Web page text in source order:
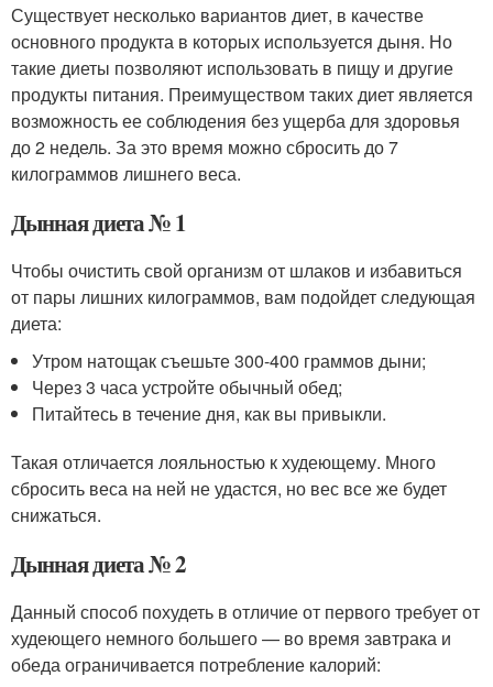
Существует несколько вариантов диет, в качестве
основного продукта в которых используется дыня. Но
такие диеты позволяют использовать в пищу и другие
продукты питания. Преимуществом таких диет является
возможность ее соблюдения без ущерба для здоровья
до 2 недель. За это время можно сбросить до 7
килограммов лишнего веса.
Дынная диета № 1
Чтобы очистить свой организм от шлаков и избавиться
от пары лишних килограммов, вам подойдет следующая
диета:
Утром натощак съешьте 300-400 граммов дыни;
Через 3 часа устройте обычный обед;
Питайтесь в течение дня, как вы привыкли.
Такая отличается лояльностью к худеющему. Много
сбросить веса на ней не удастся, но вес все же будет
снижаться.
Дынная диета № 2
Данный способ похудеть в отличие от первого требует от
худеющего немного большего — во время завтрака и
обеда ограничивается потребление калорий: